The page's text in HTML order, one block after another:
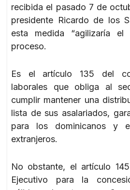
recibida el pasado 7 de
presidente Ricardo de los
esta medida “agilizaría
proceso.
Es el artículo 135 del
laborales que obliga al
cumplir mantener una
lista de sus asalariados,
para los dominicanos y
extranjeros.
No obstante, el artículo
Ejecutivo para la